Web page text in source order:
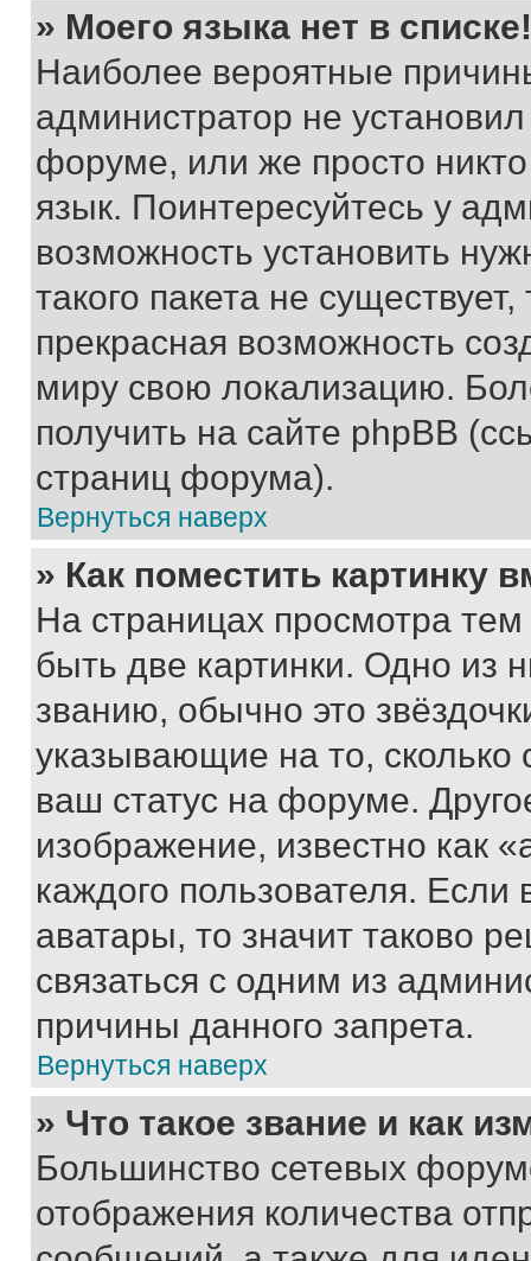
» Моего языка нет в списке!
Наиболее вероятные
администратор не
форуме, или же просто
язык. Поинтересуйтесь у
возможность установить
такого пакета не
прекрасная возможность
миру свою локализацию.
получить на сайте phpBB
страниц форума).
Вернуться наверх
» Как поместить картинку
На страницах просмотра
быть две картинки. Одно из
званию, обычно это
указывающие на то,
ваш статус на форуме.
изображение, известно как
каждого пользователя.
аватары, то значит таково
связаться с одним из
причины данного запрета.
Вернуться наверх
» Что такое звание и как
Большинство сетевых
отображения количества